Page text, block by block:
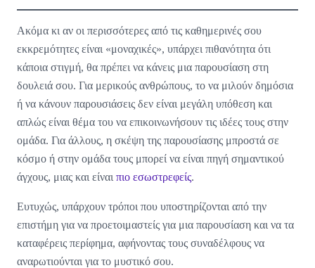
Ακόμα κι αν οι περισσότερες από τις καθημερινές σου
εκκρεμότητες είναι «μοναχικές», υπάρχει πιθανότητα ότι
κάποια στιγμή, θα πρέπει να κάνεις μια παρουσίαση στη
δουλειά σου. Για μερικούς ανθρώπους, το να μιλούν δημόσια
ή να κάνουν παρουσιάσεις δεν είναι μεγάλη υπόθεση και
απλώς είναι θέμα του να επικοινωνήσουν τις ιδέες τους στην
ομάδα. Για άλλους, η σκέψη της παρουσίασης μπροστά σε
κόσμο ή στην ομάδα τους μπορεί να είναι πηγή σημαντικού
άγχους, μιας και είναι πιο εσωστρεφείς.
Ευτυχώς, υπάρχουν τρόποι που υποστηρίζονται από την
επιστήμη για να προετοιμαστείς για μια παρουσίαση και να τα
καταφέρεις περίφημα, αφήνοντας τους συναδέλφους να
αναρωτιούνται για το μυστικό σου.